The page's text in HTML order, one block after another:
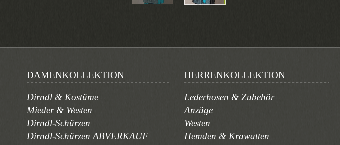
DAMENKOLLEKTION
Dirndl & Kostüme
Mieder & Westen
Dirndl-Schürzen
Dirndl-Schürzen ABVERKAUF
HERRENKOLLEKTION
Lederhosen & Zubehör
Anzüge
Westen
Hemden & Krawatten